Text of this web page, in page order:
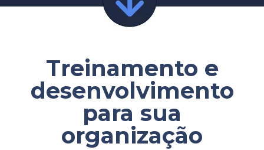
Treinamento e
desenvolvimento
para sua
organização